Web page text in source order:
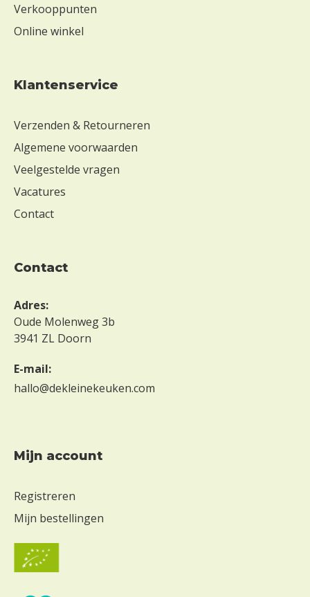
Verkooppunten
Online winkel
Klantenservice
Verzenden & Retourneren
Algemene voorwaarden
Veelgestelde vragen
Vacatures
Contact
contact
Adres:
Oude Molenweg 3b
3941 ZL Doorn
E-mail:
hallo@dekleinekeuken.com
Mijn account
Registreren
Mijn bestellingen